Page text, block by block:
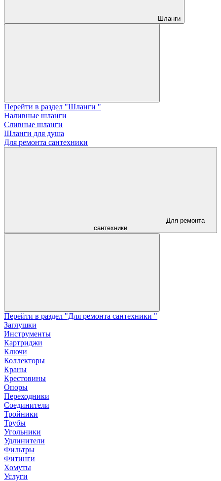
Шланги
Перейти в раздел "Шланги "
Наливные шланги
Сливные шланги
Шланги для душа
Для ремонта сантехники
Для ремонта
сантехники
Перейти в раздел "Для ремонта сантехники "
Заглушки
Инструменты
Картриджи
Ключи
Коллекторы
Краны
Крестовины
Опоры
Переходники
Соединители
Тройники
Трубы
Угольники
Удлинители
Фильтры
Фитинги
Хомуты
Услуги